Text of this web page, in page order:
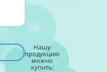
Нашу
продукцию
можно
купить: